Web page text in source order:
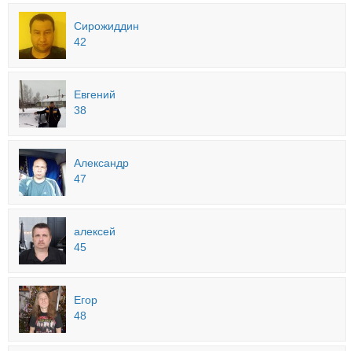
Сирожиддин
42
Евгений
38
Александр
47
алексей
45
Егор
48